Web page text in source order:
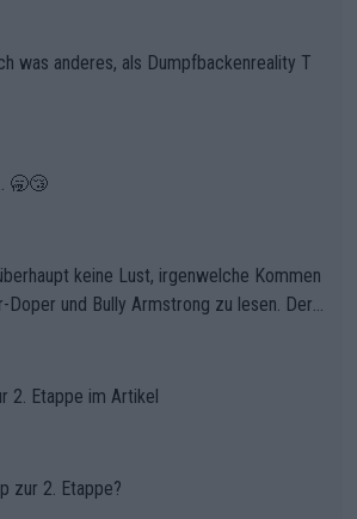
Marlen Reusser im Gelben Trikot die N
um ihre Gesamtführung zu verteidigen.De
die verbleibenden 7 Sekunden sofort s
sich Vollering zu lange auf die Tempo
Momentum: Niewiadoma nutzte g
im Verfolgerfeld, um ihren Rhythmus zu
in der gnadenlosen Windpassage de
auszubauen.Die Quittung im FinaleReus
Reusser komplett einbrach, übernahm V
spätes Erwachen: Zu diesem Zeitpunkt
bereits zu groß, um es im Allein
Die Quittung sind nun 15 Sekunden
– ein Polster, das Niewiado
sicher als der psychologische Wendep
Geschichte eingehen. Wenn man bei so
einmal den Moment verpasst und der K
was anderes, als Dumpfbackenreality T
🥱😴
keine Lust, irgenwelche Kommen
Doper und Bully Armstrong zu lesen. Der
Medium!
2. Etappe im Artikel
zur 2. Etappe?